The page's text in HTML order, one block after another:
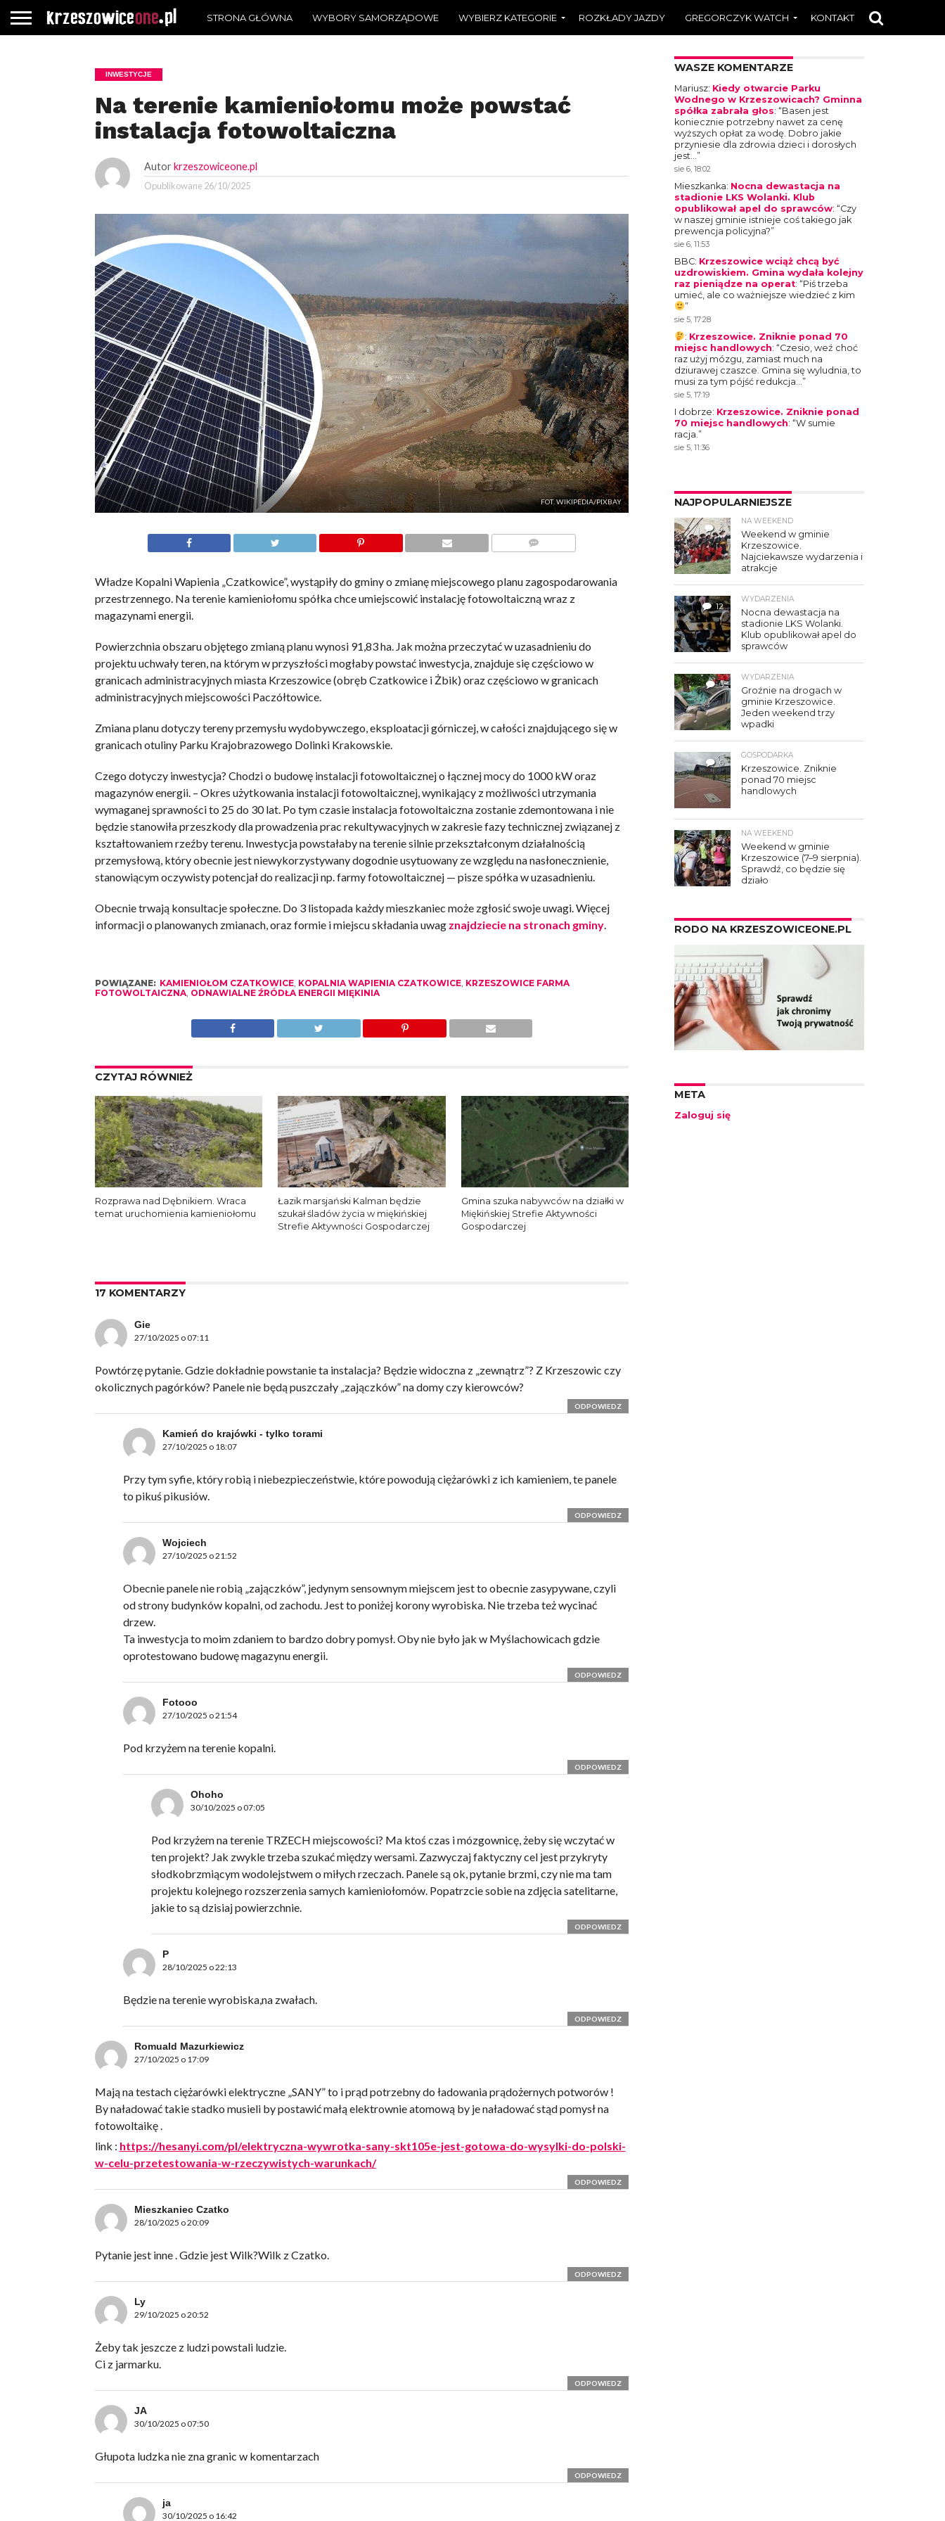
STRONA GŁÓWNA WYBORY SAMORZĄDOWE WYBIERZ KATEGORIE ROZKŁADY JAZDY GREGORCZYK WATCH KONTAKT
INWESTYCJE
Na terenie kamieniołomu może powstać
instalacja fotowoltaiczna
Autor krzeszowiceone.pl
Opublikowane 26/10/2025
FOT. WIKIPEDIA/PIXBAY
Władze Kopalni Wapienia „Czatkowice”, wystąpiły do gminy o zmianę miejscowego planu zagospodarowania
przestrzennego. Na terenie kamieniołomu spółka chce umiejscowić instalację fotowoltaiczną wraz z
magazynami energii.
Powierzchnia obszaru objętego zmianą planu wynosi 91,83 ha. Jak można przeczytać w uzasadnieniu do
projektu uchwały teren, na którym w przyszłości mogłaby powstać inwestycja, znajduje się częściowo w
granicach administracyjnych miasta Krzeszowice (obręb Czatkowice i Żbik) oraz częściowo w granicach
administracyjnych miejscowości Paczółtowice.
Zmiana planu dotyczy tereny przemysłu wydobywczego, eksploatacji górniczej, w całości znajdującego się w
granicach otuliny Parku Krajobrazowego Dolinki Krakowskie.
Czego dotyczy inwestycja? Chodzi o budowę instalacji fotowoltaicznej o łącznej mocy do 1000 kW oraz
magazynów energii. – Okres użytkowania instalacji fotowoltaicznej, wynikający z możliwości utrzymania
wymaganej sprawności to 25 do 30 lat. Po tym czasie instalacja fotowoltaiczna zostanie zdemontowana i nie
będzie stanowiła przeszkody dla prowadzenia prac rekultywacyjnych w zakresie fazy technicznej związanej z
kształtowaniem rzeźby terenu. Inwestycja powstałaby na terenie silnie przekształconym działalnością
przemysłową, który obecnie jest niewykorzystywany dogodnie usytuowany ze względu na nasłonecznienie,
stanowiącym oczywisty potencjał do realizacji np. farmy fotowoltaicznej — pisze spółka w uzasadnieniu.
Obecnie trwają konsultacje społeczne. Do 3 listopada każdy mieszkaniec może zgłosić swoje uwagi. Więcej
informacji o planowanych zmianach, oraz formie i miejscu składania uwag znajdziecie na stronach gminy.
POWIĄZANE: KAMIENIOŁOM CZATKOWICE, KOPALNIA WAPIENIA CZATKOWICE, KRZESZOWICE FARMA
FOTOWOLTAICZNA, ODNAWIALNE ŹRÓDŁA ENERGII MIĘKINIA
CZYTAJ RÓWNIEŻ
Rozprawa nad Dębnikiem. Wraca
temat uruchomienia kamieniołomu
Łazik marsjański Kalman będzie
szukał śladów życia w miękińskiej
Strefie Aktywności Gospodarczej
Gmina szuka nabywców na działki w
Miękińskiej Strefie Aktywności
Gospodarczej
17 KOMENTARZY
Gie
27/10/2025 o 07:11
Powtórzę pytanie. Gdzie dokładnie powstanie ta instalacja? Będzie widoczna z „zewnątrz”? Z Krzeszowic czy
okolicznych pagórków? Panele nie będą puszczały „zajączków” na domy czy kierowców?
ODPOWIEDZ
Kamień do krajówki - tylko torami
27/10/2025 o 18:07
Przy tym syfie, który robią i niebezpieczeństwie, które powodują ciężarówki z ich kamieniem, te panele
to pikuś pikusiów.
ODPOWIEDZ
Wojciech
27/10/2025 o 21:52
Obecnie panele nie robią „zajączków”, jedynym sensownym miejscem jest to obecnie zasypywane, czyli
od strony budynków kopalni, od zachodu. Jest to poniżej korony wyrobiska. Nie trzeba też wycinać
drzew.
Ta inwestycja to moim zdaniem to bardzo dobry pomysł. Oby nie było jak w Myślachowicach gdzie
oprotestowano budowę magazynu energii.
ODPOWIEDZ
Fotooo
27/10/2025 o 21:54
Pod krzyżem na terenie kopalni.
ODPOWIEDZ
Ohoho
30/10/2025 o 07:05
Pod krzyżem na terenie TRZECH miejscowości? Ma ktoś czas i mózgownicę, żeby się wczytać w
ten projekt? Jak zwykle trzeba szukać między wersami. Zazwyczaj faktyczny cel jest przykryty
słodkobrzmiącym wodolejstwem o miłych rzeczach. Panele są ok, pytanie brzmi, czy nie ma tam
projektu kolejnego rozszerzenia samych kamieniołomów. Popatrzcie sobie na zdjęcia satelitarne,
jakie to są dzisiaj powierzchnie.
ODPOWIEDZ
P
28/10/2025 o 22:13
Będzie na terenie wyrobiska,na zwałach.
ODPOWIEDZ
Romuald Mazurkiewicz
27/10/2025 o 17:09
Mają na testach ciężarówki elektryczne „SANY” to i prąd potrzebny do ładowania prądożernych potworów !
By naładować takie stadko musieli by postawić małą elektrownie atomową by je naładować stąd pomysł na
fotowoltaikę .
link : https://hesanyi.com/pl/elektryczna-wywrotka-sany-skt105e-jest-gotowa-do-wysylki-do-polski-
w-celu-przetestowania-w-rzeczywistych-warunkach/
ODPOWIEDZ
Mieszkaniec Czatko
28/10/2025 o 20:09
Pytanie jest inne . Gdzie jest Wilk?Wilk z Czatko.
ODPOWIEDZ
Ly
29/10/2025 o 20:52
Żeby tak jeszcze z ludzi powstali ludzie.
Ci z jarmarku.
ODPOWIEDZ
JA
30/10/2025 o 07:50
Głupota ludzka nie zna granic w komentarzach
ODPOWIEDZ
ja
30/10/2025 o 16:42
WASZE KOMENTARZE
Mariusz: Kiedy otwarcie Parku
Wodnego w Krzeszowicach? Gminna
spółka zabrała głos: “Basen jest
koniecznie potrzebny nawet za cenę
wyższych opłat za wodę. Dobro jakie
przyniesie dla zdrowia dzieci i dorosłych
jest…”
sie 6, 18:02
Mieszkanka: Nocna dewastacja na
stadionie LKS Wolanki. Klub
opublikował apel do sprawców: “Czy
w naszej gminie istnieje coś takiego jak
prewencja policyjna?”
sie 6, 11:53
BBC: Krzeszowice wciąż chcą być
uzdrowiskiem. Gmina wydała kolejny
raz pieniądze na operat: “Piś trzeba
umieć, ale co ważniejsze wiedzieć z kim
”
sie 5, 17:28
: Krzeszowice. Zniknie ponad 70
miejsc handlowych: “Czesio, weź choć
raz użyj mózgu, zamiast much na
dziurawej czaszce. Gmina się wyludnia, to
musi za tym pójść redukcja…”
sie 5, 17:19
I dobrze: Krzeszowice. Zniknie ponad
70 miejsc handlowych: “W sumie
racja.”
sie 5, 11:36
NAJPOPULARNIEJSZE
4
NA WEEKEND
Weekend w gminie
Krzeszowice.
Najciekawsze wydarzenia i
atrakcje
12
WYDARZENIA
Nocna dewastacja na
stadionie LKS Wolanki.
Klub opublikował apel do
sprawców
3
WYDARZENIA
Groźnie na drogach w
gminie Krzeszowice.
Jeden weekend trzy
wpadki
6
GOSPODARKA
Krzeszowice. Zniknie
ponad 70 miejsc
handlowych
NA WEEKEND
Weekend w gminie
Krzeszowice (7–9 sierpnia).
Sprawdź, co będzie się
działo
RODO NA KRZESZOWICEONE.PL
META
Zaloguj się